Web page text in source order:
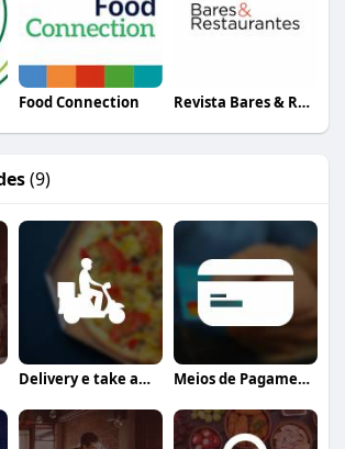
Food Connection Revista Bares & Restaurantes
(9)
Delivery e take away Meios de Pagamento